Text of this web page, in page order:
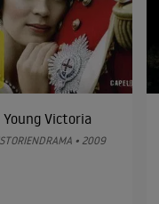
Young Victoria
• 2009